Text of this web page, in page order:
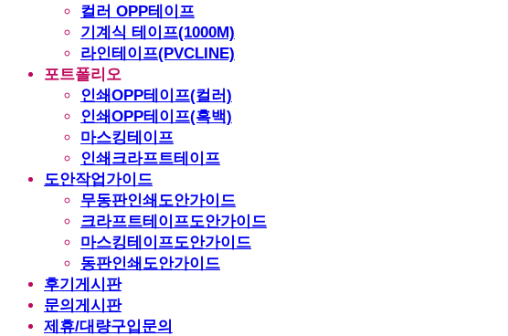
컬러 OPP테이프
기계식 테이프(1000M)
라인테이프(PVCLINE)
포트폴리오
인쇄OPP테이프(컬러)
인쇄OPP테이프(흑백)
마스킹테이프
인쇄크라프트테이프
도안작업가이드
무동판인쇄도안가이드
크라프트테이프도안가이드
마스킹테이프도안가이드
동판인쇄도안가이드
후기게시판
문의게시판
제휴/대량구입문의